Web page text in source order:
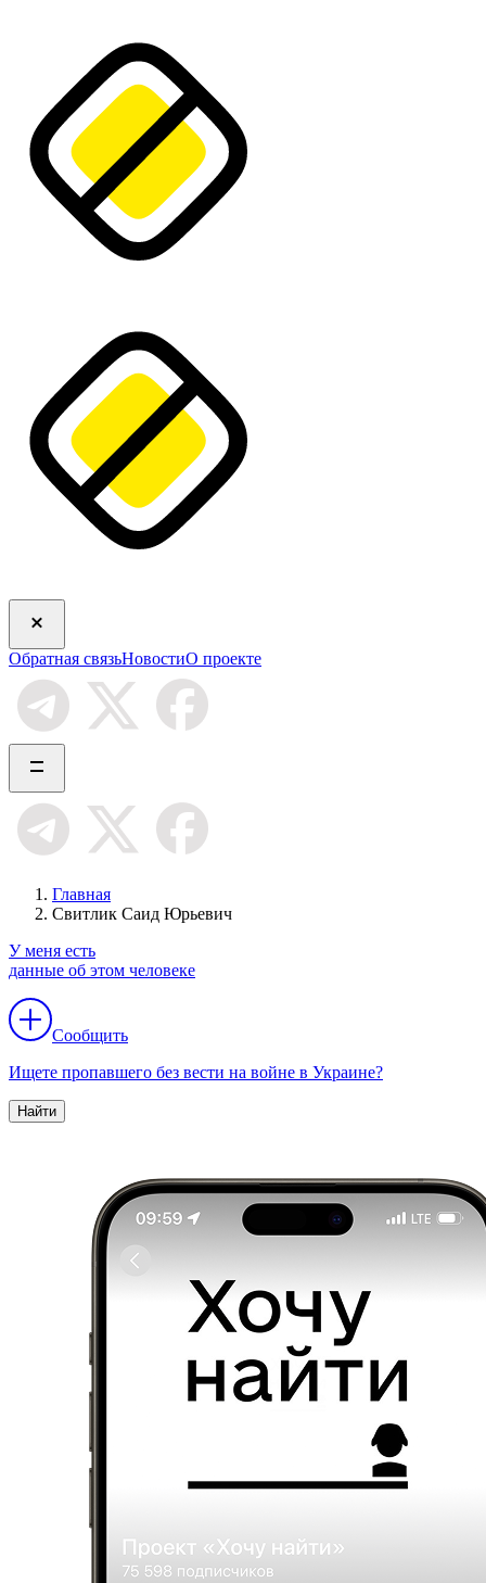
Обратная связьНовостиО проекте
Главная
Свитлик Саид Юрьевич
У меня есть
данные об этом человеке
Сообщить
Ищете пропавшего без вести на войне в Украине?
Найти